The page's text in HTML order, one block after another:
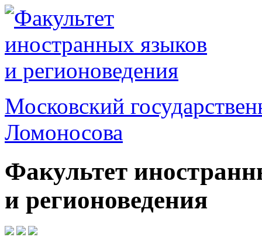
Московский
Ломоносова
Факультет
и регионоведения